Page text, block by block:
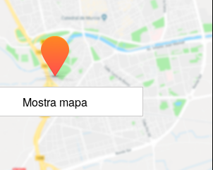
Mostra mapa